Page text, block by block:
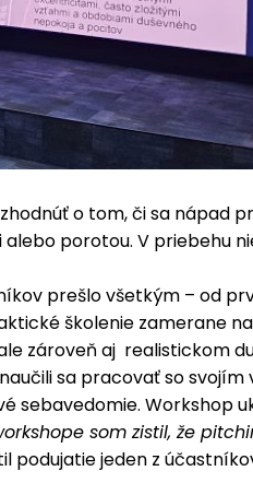
o tom, či sa nápad
porotou. V priebehu
prešlo všetkým – od
školenie zamerane
zároveň aj realistickom
sa pracovať so svojím
sebavedomie. Workshop
som zistil, že
podujatie jeden z